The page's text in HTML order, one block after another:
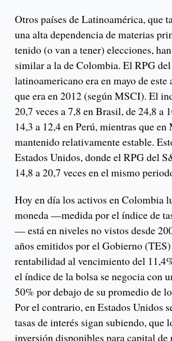
Otros países de Latinoamérica, que
una alta dependencia de materias
tenido (o van a tener) elecciones,
similar a la de Colombia. El RPG
latinoamericano era en mayo de
que era en 2012 (según MSCI). El
20,7 veces a 7,8 en Brasil, de 24,8 a
14,3 a 12,4 en Perú, mientras que en
mantenido relativamente estable.
Estados Unidos, donde el RPG del
14,8 a 20,7 veces en el mismo
Hoy en día los activos en Colombia
moneda —medida por el índice de
— está en niveles no vistos desde
años emitidos por el Gobierno
rentabilidad al vencimiento del
el índice de la bolsa se negocia con
50% por debajo de su promedio de
Por el contrario, en Estados Unidos
tasas de interés sigan subiendo, que
inversión disponibles para capital de